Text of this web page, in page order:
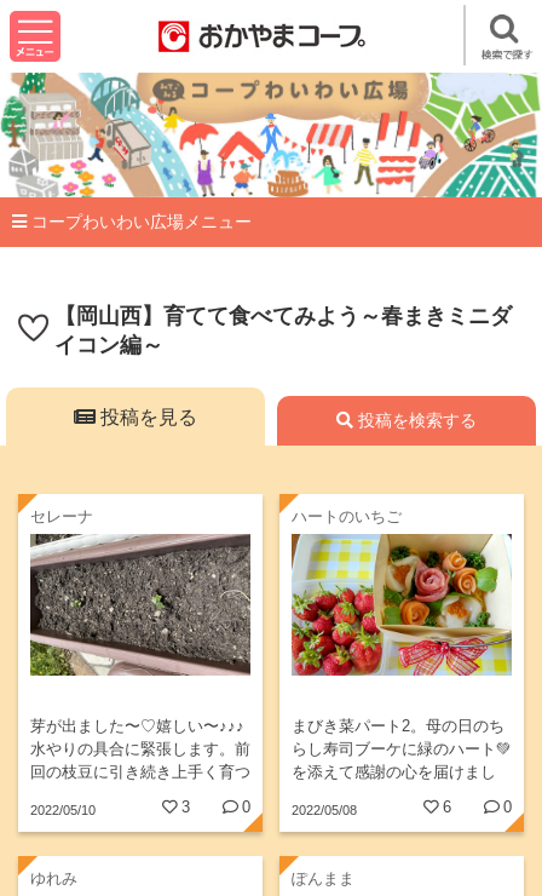
コープわいわい広場メニュー
【岡山西】育てて食べてみよう～春まきミニダ
イコン編～
投稿を見る 投稿を検索する
セレーナ
芽が出ました〜♡嬉しい〜♪♪♪
水やりの具合に緊張します。前
回の枝豆に引き続き上手く育つ
といいなぁ〜。と思っていま
す。
2022/05/10 3 0
ハートのいちご
まびき菜パート2。母の日のち
らし寿司ブーケに緑のハート💚
を添えて感謝の心を届けまし
た。コープ大福で買っお弁当の
容器を再利用しました🎵上段に
詰めて💕(^_^)v
2022/05/08 6 0
ゆれみ ぽんまま